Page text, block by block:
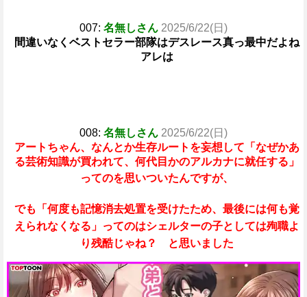
007: 名無しさん 2025/6/22(日)
間違いなくベストセラー部隊はデスレース真っ最中だよね
アレは
008: 名無しさん 2025/6/22(日)
アートちゃん、なんとか生存ルートを妄想して「なぜかあ
る芸術知識が買われて、何代目かのアルカナに就任する」
ってのを思いついたんですが、
でも「何度も記憶消去処置を受けたため、最後には何も覚
えられなくなる」ってのはシェルターの子としては殉職よ
り残酷じゃね？ と思いました